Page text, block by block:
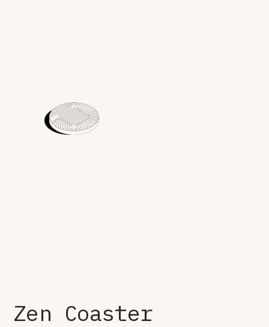
Zen Coaster